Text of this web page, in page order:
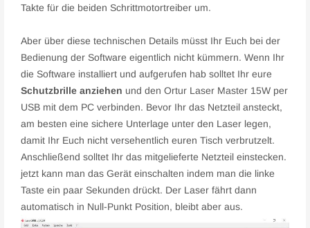
Takte für die beiden Schrittmotortreiber um.
Aber über diese technischen Details müsst Ihr Euch bei der
Bedienung der Software eigentlich nicht kümmern. Wenn Ihr
die Software installiert und aufgerufen hab solltet Ihr eure
Schutzbrille anziehen und den Ortur Laser Master 15W per
USB mit dem PC verbinden. Bevor Ihr das Netzteil ansteckt,
am besten eine sichere Unterlage unter den Laser legen,
damit Ihr Euch nicht versehentlich euren Tisch verbrutzelt.
Anschließend solltet Ihr das mitgelieferte Netzteil einstecken.
jetzt kann man das Gerät einschalten indem man die linke
Taste ein paar Sekunden drückt. Der Laser fährt dann
automatisch in Null-Punkt Position, bleibt aber aus.